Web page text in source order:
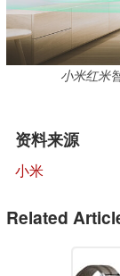
小米红米
资料来源
小米
Related